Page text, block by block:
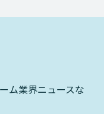
ム業界ニュースな